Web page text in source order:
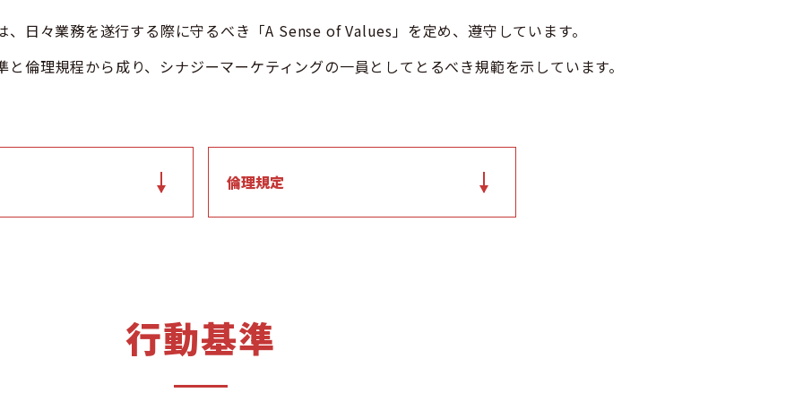
、日々業務を遂行する際に守るべき「A Sense of Values」を定め、遵守しています。
倫理規程から成り、シナジーマーケティングの一員としてとるべき規範を示しています。
倫理規定
行動基準